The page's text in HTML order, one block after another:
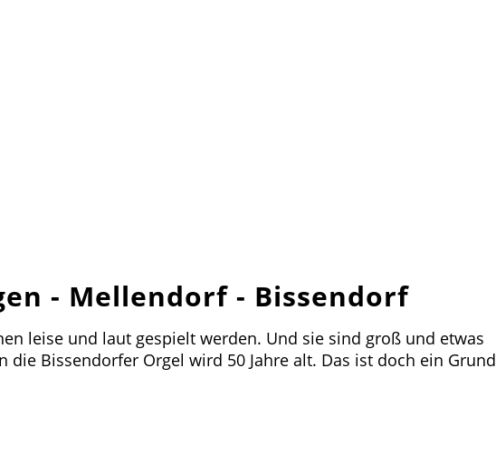
- Mellendorf - Bissendorf
leise und laut gespielt werden. Und sie sind groß und etwas
Bissendorfer Orgel wird 50 Jahre alt. Das ist doch ein Grund